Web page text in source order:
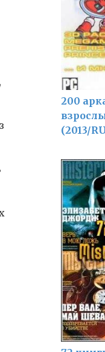
200
(2013/